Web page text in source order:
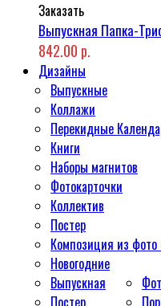
Заказать
Выпускная Папка-
842.00 р.
Дизайны
Выпускные
Коллажи
Перекидные
Книги
Наборы магнитов
Фотокарточки
Коллектив
Постер
Композиция из
Новогодние
Выпускная
Постер